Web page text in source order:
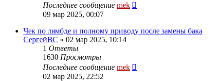
Последнее сообщение mek
09 мар 2025, 00:07
Чек по лямбде и полному приводу после замены бака
СергейВС » 02 мар 2025, 10:14
1 Ответы
1630 Просмотры
Последнее сообщение mek
02 мар 2025, 22:52